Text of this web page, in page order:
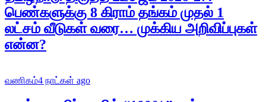
பெண்களுக்கு 8 கிராம் தங்கம் முதல் 1
லட்சம் வீடுகள் வரை… முக்கிய அறிவிப்புகள்
என்ன?
வணிகம்4 நாட்கள் ago